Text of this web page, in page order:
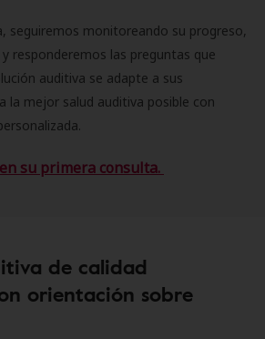
seguiremos monitoreando su progreso,
responderemos las preguntas que
auditiva se adapte a sus
la mejor salud auditiva posible con
su primera consulta.
de calidad
orientación sobre